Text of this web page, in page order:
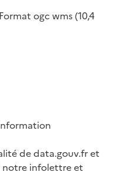
Format ogc wms(10,4
de data.gouv.fr et
notre infolettre et